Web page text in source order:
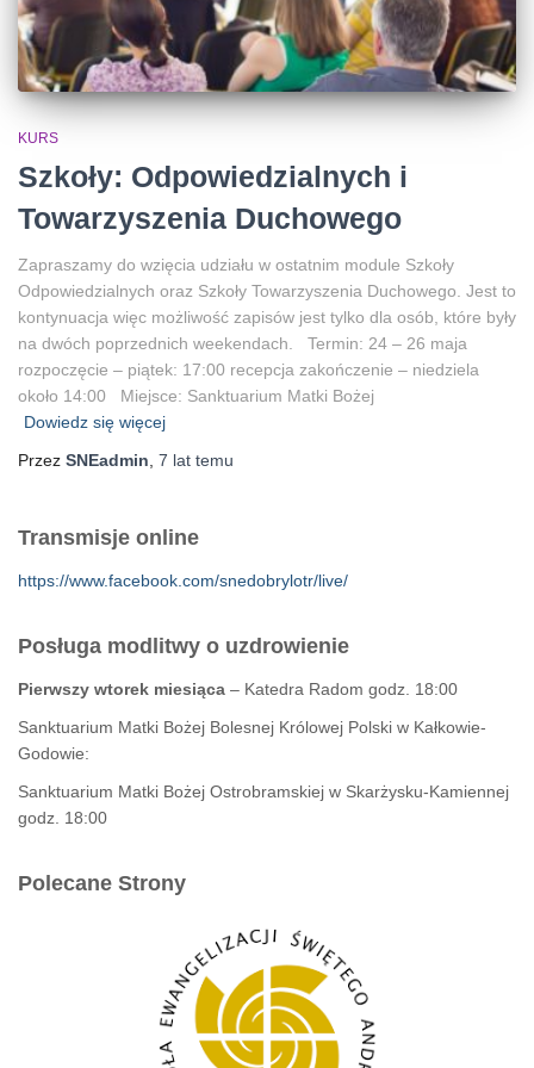
KURS
Szkoły: Odpowiedzialnych i
Towarzyszenia Duchowego
Zapraszamy do wzięcia udziału w ostatnim module Szkoły
Odpowiedzialnych oraz Szkoły Towarzyszenia Duchowego. Jest to
kontynuacja więc możliwość zapisów jest tylko dla osób, które były
na dwóch poprzednich weekendach. Termin: 24 – 26 maja
rozpoczęcie – piątek: 17:00 recepcja zakończenie – niedziela
około 14:00 Miejsce: Sanktuarium Matki Bożej
Dowiedz się więcej
Przez SNEadmin 7 lat temu
Transmisje online
https://www.facebook.com/snedobrylotr/live/
Posługa modlitwy o uzdrowienie
Pierwszy wtorek miesiąca – Katedra Radom godz. 18:00
Sanktuarium Matki Bożej Bolesnej Królowej Polski w Kałkowie-
Godowie:
Sanktuarium Matki Bożej Ostrobramskiej w Skarżysku-Kamiennej
godz. 18:00
Polecane Strony